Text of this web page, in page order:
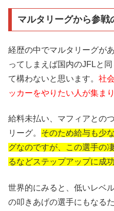
マルタリーグから参戦
経歴の中でマルタリーグが
ってしまえば国内のJFLと
て構わないと思います。 社
ッカーをやりたい人が集ま
給料未払い、マフィアとの
リーグ。 そのため給与も少
グなのですが、この選手の
るなどステップアップに成
世界的にみると、低いレベ
の叩きあげの選手にもなるた